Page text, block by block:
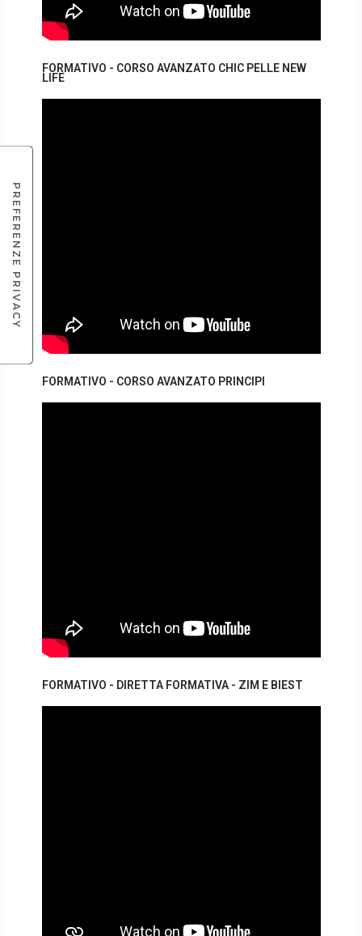
FORMATIVO - CORSO AVANZATO CHIC PELLE NEW
LIFE
FORMATIVO - CORSO AVANZATO PRINCIPI
FORMATIVO - DIRETTA FORMATIVA - ZIM E BIEST